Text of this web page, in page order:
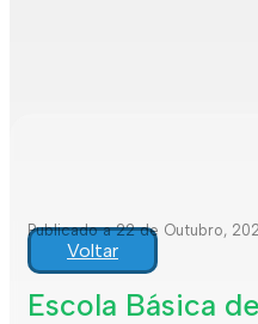
Publicado a 22 de Outubro,
Voltar
Escola Básica